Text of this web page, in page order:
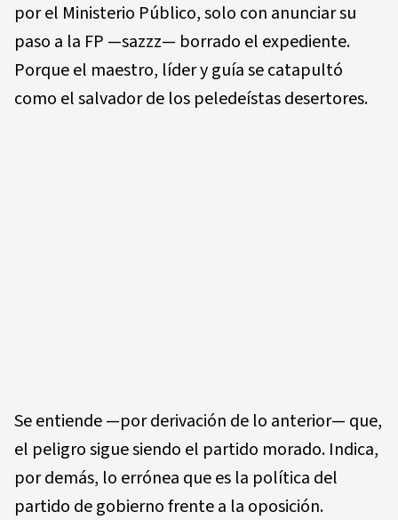
por el Ministerio Público, solo con anunciar su
paso a la FP —sazzz— borrado el expediente.
Porque el maestro, líder y guía se catapultó
como el salvador de los peledeístas desertores.
Se entiende —por derivación de lo anterior— que,
el peligro sigue siendo el partido morado. Indica,
por demás, lo errónea que es la política del
partido de gobierno frente a la oposición.